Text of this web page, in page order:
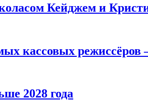
Кейджем и
кассовых режиссёров
2028 года